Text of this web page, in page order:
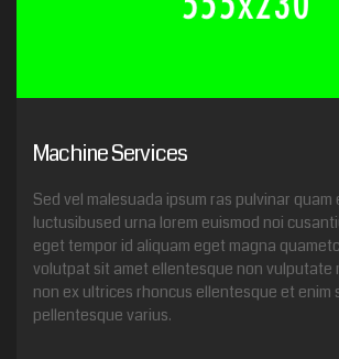
Machine Services
Sed vel malesuada ipsum ras pulvinar quam
luctusibused urna lorem euismod noi
eget tempor id aliquam eget magna
volutpat sit amet ellentesque non vulputate
non ex ultrices rhoncus ellentesque et enim
pellentesque varius.